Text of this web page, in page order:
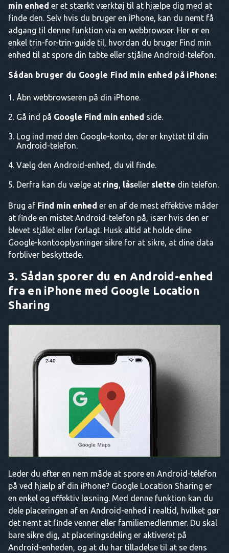
min enhed er et stærkt værktøj til at hjælpe dig med at
finde den. Selv hvis du bruger en iPhone, kan du nemt få
adgang til denne funktion via en webbrowser. Her er en
enkel trin-for-trin-guide til, hvordan du bruger Find min
enhed til at spore din tabte eller stjålne Android-telefon.
Sådan bruger du Google Find min enhed på iPhone:
Åbn webbrowseren på din iPhone.
Gå ind på Google Find min enhed side.
Log ind med den Google-konto, der er knyttet til din
Android-telefon.
Vælg den Android-enhed, du vil finde.
Derfra kan du vælge at ring, låseller slette din telefon.
Brug af Find min enhed er en af de mest effektive måder
at finde en mistet Android-telefon på, især hvis den er
blevet stjålet eller forlagt. Husk altid at holde dine
Google-kontooplysninger sikre for at sikre, at dine data
forbliver beskyttede.
3. Sådan sporer du en Android-enhed
fra en iPhone med Google Location
Sharing
Leder du efter en nem måde at spore en Android-telefon
på ved hjælp af din iPhone? Google Location Sharing er
en enkel og effektiv løsning. Med denne funktion kan du
dele placeringen af en Android-enhed i realtid, hvilket gør
det nemt at finde venner eller familiemedlemmer. Du skal
bare sikre dig, at placeringsdeling er aktiveret på
Android-enheden, og at du har tilladelse til at se dens